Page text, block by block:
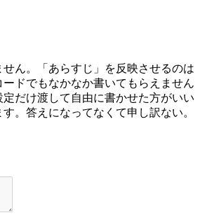
ん。「あらすじ」を反映させるのは
ドでもなかなか書いてもらえません
だけ渡して自由に書かせた方がいい
。答えになってなくて申し訳ない。